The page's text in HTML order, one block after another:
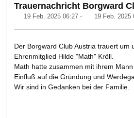
Trauernachricht Borgward
19 Feb. 2025 06:27 - 19 Feb. 2025
Der Borgward Club Austria trauert um
Ehrenmitglied Hilde "Math" Kröll.
Math hatte zusammen mit ihrem
Einfluß auf die Gründung und
Wir sind in Gedanken bei der Familie.